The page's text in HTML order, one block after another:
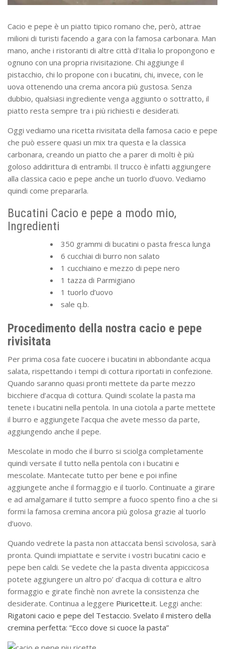
Cacio e pepe è un piatto tipico romano che, però, attrae
milioni di turisti facendo a gara con la famosa carbonara. Man
mano, anche i ristoranti di altre città d’Italia lo propongono e
ognuno con una propria rivisitazione. Chi aggiunge il
pistacchio, chi lo propone con i bucatini, chi, invece, con le
uova ottenendo una crema ancora più gustosa. Senza
dubbio, qualsiasi ingrediente venga aggiunto o sottratto, il
piatto resta sempre tra i più richiesti e desiderati.
Oggi vediamo una ricetta rivisitata della famosa cacio e pepe
che può essere quasi un mix tra questa e la classica
carbonara, creando un piatto che a parer di molti è più
goloso addirittura di entrambi. Il trucco è infatti aggiungere
alla classica cacio e pepe anche un tuorlo d’uovo. Vediamo
quindi come prepararla.
Bucatini Cacio e pepe a modo mio,
Ingredienti
350 grammi di bucatini o pasta fresca lunga
6 cucchiai di burro non salato
1 cucchiaino e mezzo di pepe nero
1 tazza di Parmigiano
1 tuorlo d’uovo
sale q.b.
Procedimento della nostra cacio e pepe
rivisitata
Per prima cosa fate cuocere i bucatini in abbondante acqua
salata, rispettando i tempi di cottura riportati in confezione.
Quando saranno quasi pronti mettete da parte mezzo
bicchiere d’acqua di cottura. Quindi scolate la pasta ma
tenete i bucatini nella pentola. In una ciotola a parte mettete
il burro e aggiungete l’acqua che avete messo da parte,
aggiungendo anche il pepe.
Mescolate in modo che il burro si sciolga completamente
quindi versate il tutto nella pentola con i bucatini e
mescolate. Mantecate tutto per bene e poi infine
aggiungete anche il formaggio e il tuorlo. Continuate a girare
e ad amalgamare il tutto sempre a fuoco spento fino a che si
formi la famosa cremina ancora più golosa grazie al tuorlo
d’uovo.
Quando vedrete la pasta non attaccata bensì scivolosa, sarà
pronta. Quindi impiattate e servite i vostri bucatini cacio e
pepe ben caldi. Se vedete che la pasta diventa appiccicosa
potete aggiungere un altro po’ d’acqua di cottura e altro
formaggio e girate finchè non avrete la consistenza che
desiderate. Continua a leggere Piuricette.it. Leggi anche:
Rigatoni cacio e pepe del Testaccio. Svelato il mistero della
cremina perfetta: “Ecco dove si cuoce la pasta”